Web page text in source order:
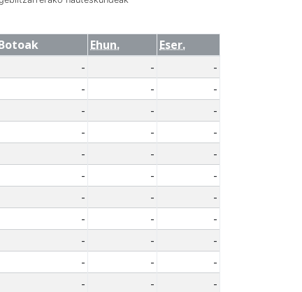
Ehun.
Eser.
- -
-
- -
-
- -
-
- -
-
- -
-
- -
-
- -
-
- -
-
- -
-
- -
-
- -
-